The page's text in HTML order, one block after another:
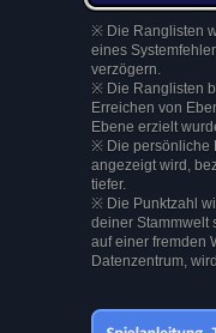
※ Die Ranglisten
eines
verzögern.
※ Die Ranglisten
Erreichen von
Ebene erzielt
※ Die persönliche
angezeigt wird,
tiefer.
※ Die Punktzahl
deiner Stammwelt
auf einer fremden
Datenzentrum,